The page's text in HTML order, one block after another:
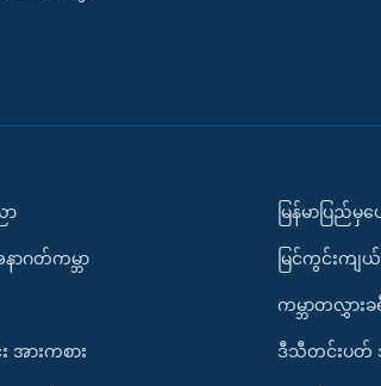
ာ
ာဂတ်ကမ္ဘာ
ားကစား
မြန်မာပြည်မှပ
မြင်ကွင်းကျယ်
ကမ္ဘာတလွှားခ
ဒီသီတင်းပတ်